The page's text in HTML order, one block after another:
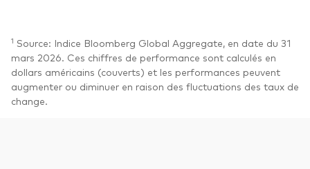
1 Source: Indice Bloomberg Global Aggregate, en date du 31
mars 2026. Ces chiffres de performance sont calculés en
dollars américains (couverts) et les performances peuvent
augmenter ou diminuer en raison des fluctuations des taux de
change.